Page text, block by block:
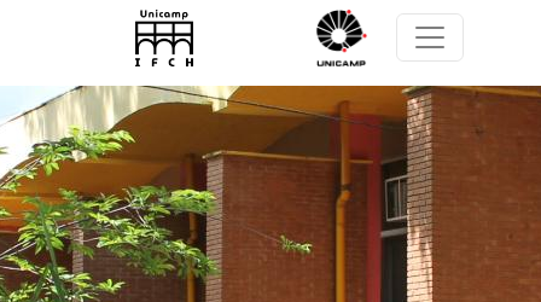
Pular para o conteúdo principal